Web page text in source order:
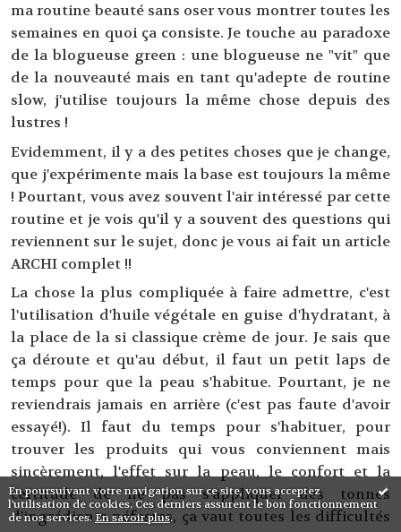
En poursuivant votre navigation sur ce site, vous acceptez
l'utilisation de cookies. Ces derniers assurent le bon fonctionnement
de nos services.En savoir plus.
ma routine beauté sans oser vous montrer toutes les
semaines en quoi ça consiste. Je touche au paradoxe
de la blogueuse green : une blogueuse ne "vit" que
de la nouveauté mais en tant qu'adepte de routine
slow, j'utilise toujours la même chose depuis des
lustres !
Evidemment, il y a des petites choses que je change,
que j'expérimente mais la base est toujours la même
! Pourtant, vous avez souvent l'air intéressé par cette
routine et je vois qu'il y a souvent des questions qui
reviennent sur le sujet, donc je vous ai fait un article
ARCHI complet !!
La chose la plus compliquée à faire admettre, c'est
l'utilisation d'huile végétale en guise d'hydratant, à
la place de la si classique crème de jour. Je sais que
ça déroute et qu'au début, il faut un petit laps de
temps pour que la peau s'habitue. Pourtant, je ne
reviendrais jamais en arrière (c'est pas faute d'avoir
essayé!). Il faut du temps pour s'habituer, pour
trouver les produits qui vous conviennent mais
sincèrement, l'effet sur la peau, le confort et la
certitude de ne pas s'appliquer des tonnes
d'ingrédients néfastes, ça vaut toutes les difficultés